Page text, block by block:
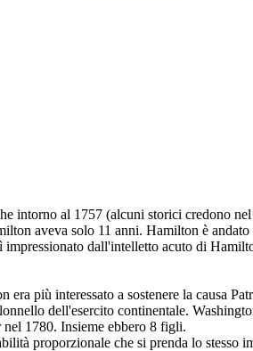
intorno al 1757 (alcuni storici credono
aveva solo 11 anni. Hamilton è
dall'intelletto acuto di
più interessato a sostenere la causa
dell'esercito continentale.
1780. Insieme ebbero 8 figli.
proporzionale che si prenda lo stesso